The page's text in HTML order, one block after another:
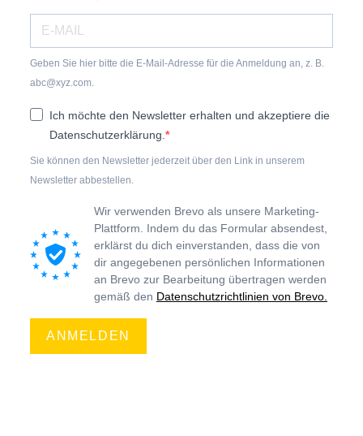
Geben Sie hier bitte die E-Mail-Adresse für die Anmeldung an, z. B.
abc@xyz.com.
Ich möchte den Newsletter erhalten und akzeptiere die
Datenschutzerklärung.
Sie können den Newsletter jederzeit über den Link in unserem
Newsletter abbestellen.
Wir verwenden Brevo als unsere Marketing-
Plattform. Indem du das Formular absendest,
erklärst du dich einverstanden, dass die von
dir angegebenen persönlichen Informationen
an Brevo zur Bearbeitung übertragen werden
gemäß den Datenschutzrichtlinien von Brevo.
ANMELDEN